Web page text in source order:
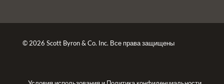
© 2026 Scott Byron & Co. Inc. Все права защищены